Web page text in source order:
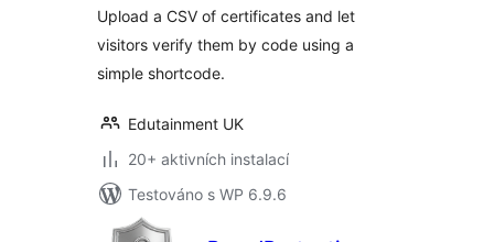
Upload a CSV of certificates and let
visitors verify them by code using a
simple shortcode.
Edutainment UK
20+ aktivních instalací
Testováno s WP 6.9.6